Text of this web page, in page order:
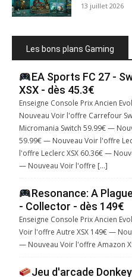
13 juillet 2026
Les bons plans Gaming
EA Sports FC 27 -
XSX - dès 45.3€
Enseigne Console Prix Ancien
Nouveau Voir l'offre Carrefour
Micromania Switch 59.99€ —
59.99€ — Nouveau Voir l'offre
l'offre Leclerc XSX 60.36€ —
— Nouveau Voir l'offre […]
Resonance: A
- Collector - dès 149€
Enseigne Console Prix Ancien
Voir l'offre Autre XSX 149€ —
— Nouveau Voir l'offre Amazon
Jeu d'arcade